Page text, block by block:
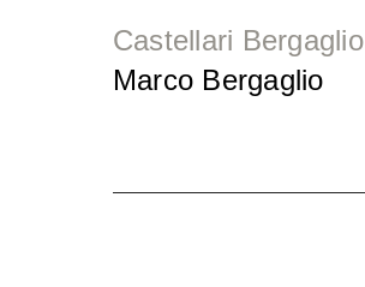
Castellari Bergaglio
Marco Bergaglio